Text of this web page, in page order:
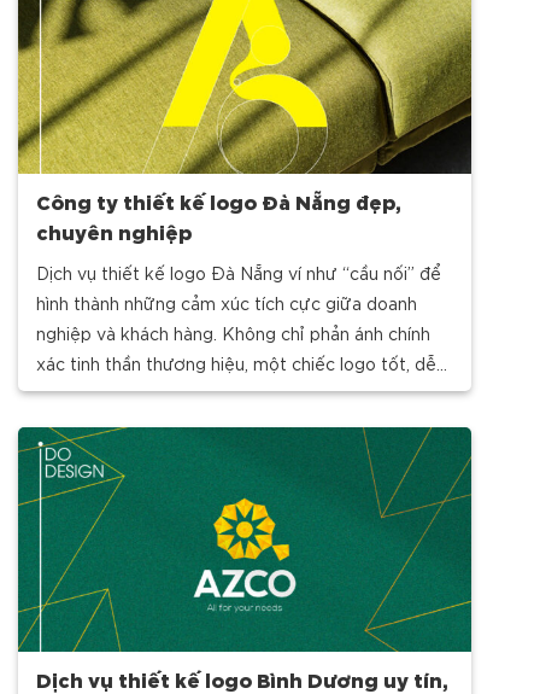
Công ty thiết kế logo Đà Nẵng đẹp,
chuyên nghiệp
Dịch vụ thiết kế logo Đà Nẵng ví như “cầu nối” để
hình thành những cảm xúc tích cực giữa doanh
nghiệp và khách hàng. Không chỉ phản ánh chính
xác tinh thần thương hiệu, một chiếc logo tốt, dễ
ghi nhớ sẽ hoạt động
Dịch vụ thiết kế logo Bình Dương uy tín,